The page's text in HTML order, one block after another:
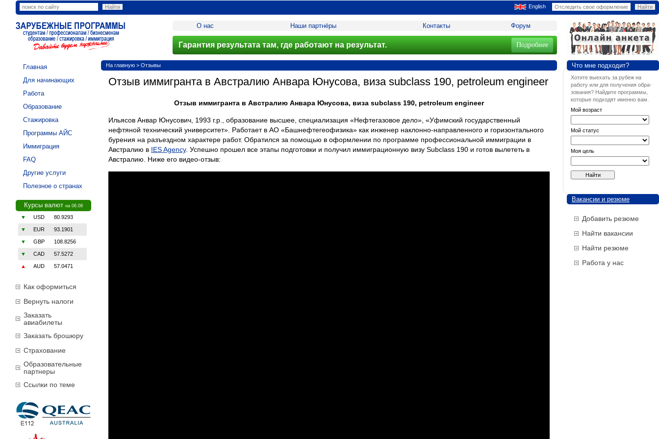
English
О нас Наши партнёры Контакты Форум
Гарантия результата там, где работают на результат. Подробнее
Главная
Для начинающих
Работа
Образование
Стажировка
Программы АЙС
Иммиграция
FAQ
Другие услуги
Полезное о странах
Курсы валют на 06.08
▼ USD 80.9293
▼ EUR 93.1901
▼ GBP 108.8256
▼ CAD 57.5272
▲ AUD 57.0471
Как оформиться
Вернуть налоги
Заказать
авиабилеты
Заказать брошюру
Страхование
Образовательные
партнеры
Ссылки по теме
На главную > Отзывы
Отзыв иммигранта в Австралию Анвара Юнусова, виза subclass 190, petroleum engineer
Отзыв иммигранта в Австралию Анвара Юнусова, виза subclass 190, petroleum engineer
Ильясов Анвар Юнусович, 1993 г.р., образование высшее, специализация «Нефтегазовое дело», «Уфимский государственный
нефтяной технический университет». Работает в АО «Башнефтегеофизика» как инженер наклонно-направленного и горизонтального
бурения на разъездном характере работ. Обратился за помощью в оформлении по программе профессиональной иммиграции в
Австралию в IES Agency. Успешно прошел все этапы подготовки и получил иммиграционную визу Subclass 190 и готов вылететь в
Австралию. Ниже его видео-отзыв:
Что мне подходит?
Хотите выехать за рубеж на
работу или для получения обра-
зования? Найдите программы,
которые подходят именно вам.
Мой возраст
Мой статус
Моя цель
Вакансии и резюме
Добавить резюме
Найти вакансии
Найти резюме
Работа у нас